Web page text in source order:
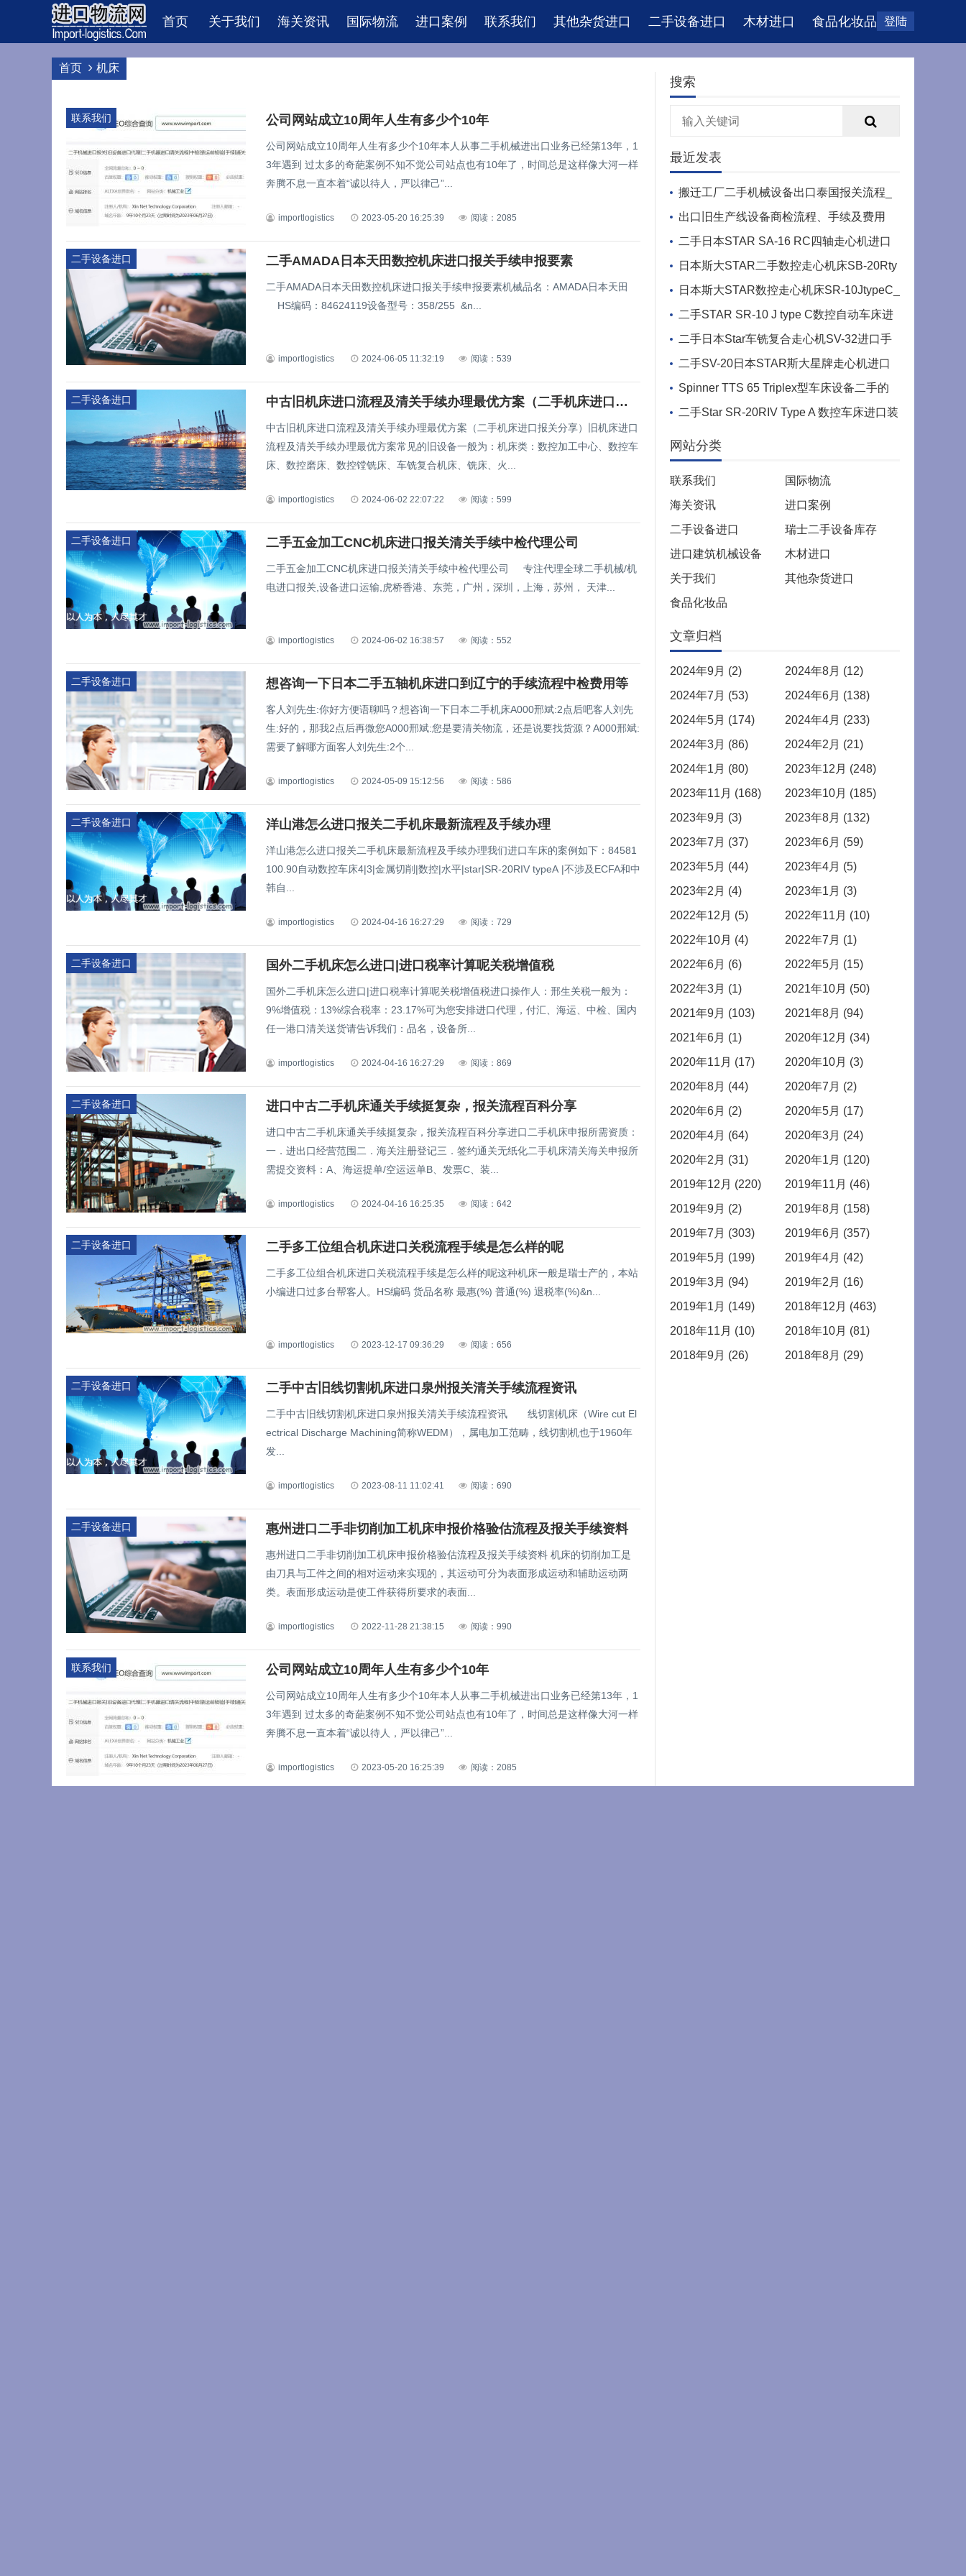
首页 关于我们 海关资讯 国际物流 进口案例 联系我们 其他杂货进口 二手设备进口 木材进口 食品化妆品 登陆
首页 机床
联系我们 公司网站成立10周年人生有多少个10年
公司网站成立10周年人生有多少个10年本人从事二手机械进出口业务已经第13年，1
3年遇到 过太多的奇葩案例不知不觉公司站点也有10年了，时间总是这样像大河一样
奔腾不息一直本着“诚以待人，严以律己”...
importlogistics 2023-05-20 16:25:39 阅读：2085
二手设备进口 二手AMADA日本天田数控机床进口报关手续申报要素
二手AMADA日本天田数控机床进口报关手续申报要素机械品名：AMADA日本天田
HS编码：84624119设备型号：358/255 &n...
importlogistics 2024-06-05 11:32:19 阅读：539
二手设备进口 中古旧机床进口流程及清关手续办理最优方案（二手机床进口报关分享）
中古旧机床进口流程及清关手续办理最优方案（二手机床进口报关分享）旧机床进口
流程及清关手续办理最优方案常见的旧设备一般为：机床类：数控加工中心、数控车
床、数控磨床、数控镗铣床、车铣复合机床、铣床、火...
importlogistics 2024-06-02 22:07:22 阅读：599
二手设备进口 二手五金加工CNC机床进口报关清关手续中检代理公司
二手五金加工CNC机床进口报关清关手续中检代理公司 专注代理全球二手机械/机
电进口报关,设备进口运输,虎桥香港、东莞，广州，深圳，上海，苏州， 天津...
importlogistics 2024-06-02 16:38:57 阅读：552
二手设备进口 想咨询一下日本二手五轴机床进口到辽宁的手续流程中检费用等
客人刘先生:你好方便语聊吗？想咨询一下日本二手机床A000邢斌:2点后吧客人刘先
生:好的，那我2点后再微您A000邢斌:您是要清关物流，还是说要找货源？A000邢斌:
需要了解哪方面客人刘先生:2个...
importlogistics 2024-05-09 15:12:56 阅读：586
二手设备进口 洋山港怎么进口报关二手机床最新流程及手续办理
洋山港怎么进口报关二手机床最新流程及手续办理我们进口车床的案例如下：84581
100.90自动数控车床4|3|金属切削|数控|水平|star|SR-20RIV typeA |不涉及ECFA和中
韩自...
importlogistics 2024-04-16 16:27:29 阅读：729
二手设备进口 国外二手机床怎么进口|进口税率计算呢关税增值税
国外二手机床怎么进口|进口税率计算呢关税增值税进口操作人：邢生关税一般为：
9%增值税：13%综合税率：23.17%可为您安排进口代理，付汇、海运、中检、国内
任一港口清关送货请告诉我们：品名，设备所...
importlogistics 2024-04-16 16:27:29 阅读：869
二手设备进口 进口中古二手机床通关手续挺复杂，报关流程百科分享
进口中古二手机床通关手续挺复杂，报关流程百科分享进口二手机床申报所需资质：
一．进出口经营范围二．海关注册登记三．签约通关无纸化二手机床清关海关申报所
需提交资料：A、海运提单/空运运单B、发票C、装...
importlogistics 2024-04-16 16:25:35 阅读：642
二手设备进口 二手多工位组合机床进口关税流程手续是怎么样的呢
二手多工位组合机床进口关税流程手续是怎么样的呢这种机床一般是瑞士产的，本站
小编进口过多台帮客人。HS编码 货品名称 最惠(%) 普通(%) 退税率(%)&n...
importlogistics 2023-12-17 09:36:29 阅读：656
二手设备进口 二手中古旧线切割机床进口泉州报关清关手续流程资讯
二手中古旧线切割机床进口泉州报关清关手续流程资讯 线切割机床（Wire cut El
ectrical Discharge Machining简称WEDM），属电加工范畴，线切割机也于1960年
发...
importlogistics 2023-08-11 11:02:41 阅读：690
二手设备进口 惠州进口二手非切削加工机床申报价格验估流程及报关手续资料
惠州进口二手非切削加工机床申报价格验估流程及报关手续资料 机床的切削加工是
由刀具与工件之间的相对运动来实现的，其运动可分为表面形成运动和辅助运动两
类。表面形成运动是使工件获得所要求的表面...
importlogistics 2022-11-28 21:38:15 阅读：990
联系我们 公司网站成立10周年人生有多少个10年
公司网站成立10周年人生有多少个10年本人从事二手机械进出口业务已经第13年，1
3年遇到 过太多的奇葩案例不知不觉公司站点也有10年了，时间总是这样像大河一样
奔腾不息一直本着“诚以待人，严以律己”...
importlogistics 2023-05-20 16:25:39 阅读：2085
搜索
最近发表
搬迁工厂二手机械设备出口泰国报关流程_
出口商检手续
出口旧生产线设备商检流程、手续及费用
二手日本STAR SA-16 RC四轴走心机进口
国内的海运时效
日本斯大STAR二手数控走心机床SB-20Rty
peG进口流程
日本斯大STAR数控走心机床SR-10JtypeC_
star进口中检
二手STAR SR-10 J type C数控自动车床进
口关税几何
二手日本Star车铣复合走心机SV-32进口手
续简单吗
二手SV-20日本STAR斯大星牌走心机进口
关税多少
Spinner TTS 65 Triplex型车床设备二手的
进口关税
二手Star SR-20RIV Type A 数控车床进口装
运前检验
网站分类
联系我们
国际物流
海关资讯
进口案例
二手设备进口
瑞士二手设备库存
进口建筑机械设备
木材进口
关于我们
其他杂货进口
食品化妆品
文章归档
2024年9月 (2)
2024年8月 (12)
2024年7月 (53)
2024年6月 (138)
2024年5月 (174)
2024年4月 (233)
2024年3月 (86)
2024年2月 (21)
2024年1月 (80)
2023年12月 (248)
2023年11月 (168)
2023年10月 (185)
2023年9月 (3)
2023年8月 (132)
2023年7月 (37)
2023年6月 (59)
2023年5月 (44)
2023年4月 (5)
2023年2月 (4)
2023年1月 (3)
2022年12月 (5)
2022年11月 (10)
2022年10月 (4)
2022年7月 (1)
2022年6月 (6)
2022年5月 (15)
2022年3月 (1)
2021年10月 (50)
2021年9月 (103)
2021年8月 (94)
2021年6月 (1)
2020年12月 (34)
2020年11月 (17)
2020年10月 (3)
2020年8月 (44)
2020年7月 (2)
2020年6月 (2)
2020年5月 (17)
2020年4月 (64)
2020年3月 (24)
2020年2月 (31)
2020年1月 (120)
2019年12月 (220)
2019年11月 (46)
2019年9月 (2)
2019年8月 (158)
2019年7月 (303)
2019年6月 (357)
2019年5月 (199)
2019年4月 (42)
2019年3月 (94)
2019年2月 (16)
2019年1月 (149)
2018年12月 (463)
2018年11月 (10)
2018年10月 (81)
2018年9月 (26)
2018年8月 (29)